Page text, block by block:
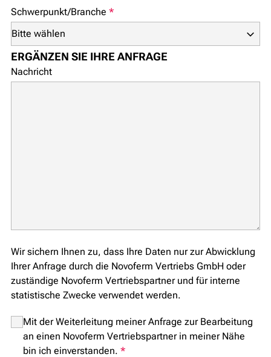
Schwerpunkt/Branche *
ERGÄNZEN SIE IHRE ANFRAGE
Nachricht
Wir sichern Ihnen zu, dass Ihre Daten nur zur Abwicklung
Ihrer Anfrage durch die Novoferm Vertriebs GmbH oder
zuständige Novoferm Vertriebspartner und für interne
statistische Zwecke verwendet werden.
Mit der Weiterleitung meiner Anfrage zur Bearbeitung
an einen Novoferm Vertriebspartner in meiner Nähe
bin ich einverstanden. *